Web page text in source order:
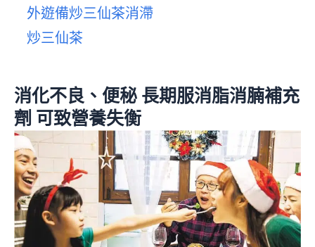
外遊備炒三仙茶消滯
炒三仙茶
消化不良、便秘 長期服消脂消腩補充
劑 可致營養失衡